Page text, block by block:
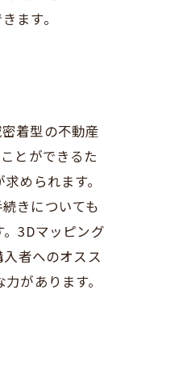
ます。
着型の不動産
とができるた
められます。
きについても
3Dマッピング
者へのオスス
があります。